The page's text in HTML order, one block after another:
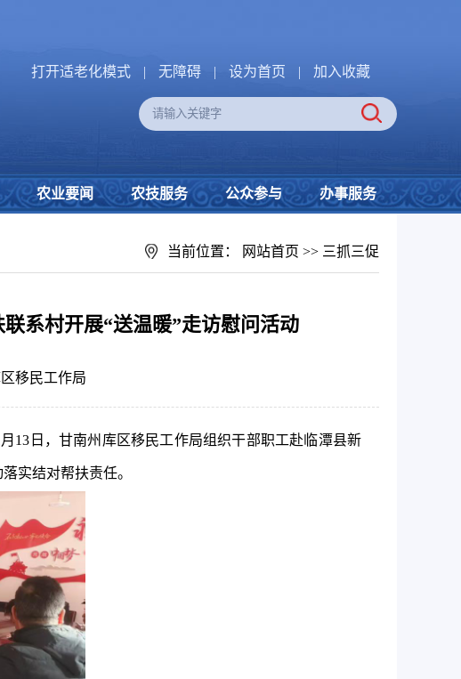
打开适老化模式 | 无障碍 | 设为首页 | 加入收藏
农业要闻 农技服务 公众参与 办事服务
当前位置： 网站首页 >> 三抓三促
系村开展“送温暖”走访慰问活动
移民工作局
13日，甘南州库区移民工作局组织干部职工赴临潭县新
实结对帮扶责任。